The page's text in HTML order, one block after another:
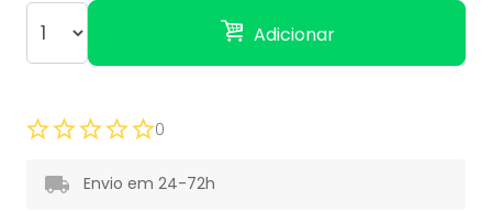
Adicionar
0
Envio em 24-72h